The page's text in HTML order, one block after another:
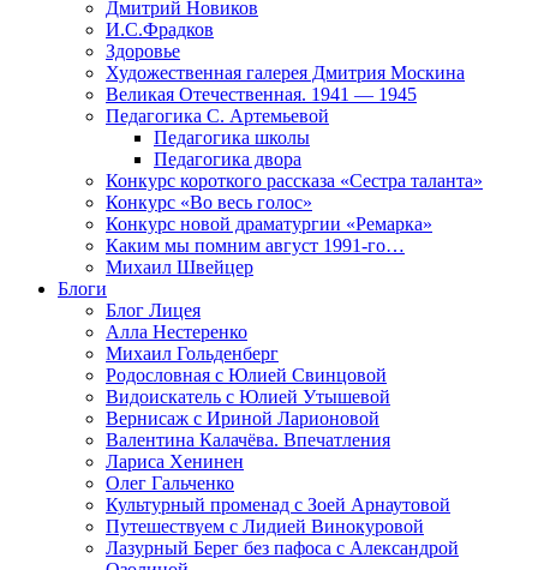
Дмитрий Новиков
И.С.Фрадков
Здоровье
Художественная галерея Дмитрия Москина
Великая Отечественная. 1941 — 1945
Педагогика С. Артемьевой
Педагогика школы
Педагогика двора
Конкурс короткого рассказа «Сестра таланта»
Конкурс «Во весь голос»
Конкурс новой драматургии «Ремарка»
Каким мы помним август 1991-го…
Михаил Швейцер
Блоги
Блог Лицея
Алла Нестеренко
Михаил Гольденберг
Родословная с Юлией Свинцовой
Видоискатель с Юлией Утышевой
Вернисаж с Ириной Ларионовой
Валентина Калачёва. Впечатления
Лариса Хенинен
Олег Гальченко
Культурный променад с Зоей Арнаутовой
Путешествуем с Лидией Винокуровой
Лазурный Берег без пафоса с Александрой